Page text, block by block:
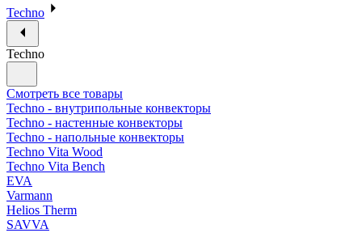
Techno
Techno
Смотреть все товары
Techno - внутрипольные конвекторы
Techno - настенные конвекторы
Techno - напольные конвекторы
Techno Vita Wood
Techno Vita Bench
EVA
Varmann
Helios Therm
SAVVA